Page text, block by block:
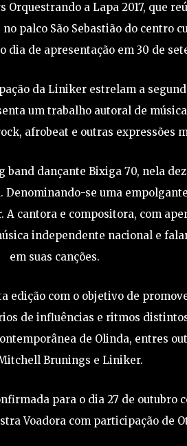
Orquestrando a Lapa 2017, que
palco São Sebastião do centro
dia de apresentação em 30 de
da Liniker estrelam a
um trabalho autoral de
afrobeat e outras expressões
band dançante Bixiga 70, nela
se uma
cantora e compositora, com
independente nacional e
em suas canções.
edição com o objetivo de
de influências e ritmos
de Olinda, entres
Brunings e Liniker.
para o dia 27 de outubro
Voadora com participação de